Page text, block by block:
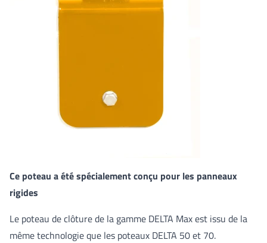
Ce poteau a été spécialement conçu pour les panneaux
rigides
Le poteau de clôture de la gamme DELTA Max est issu de la
même technologie que les poteaux DELTA 50 et 70.